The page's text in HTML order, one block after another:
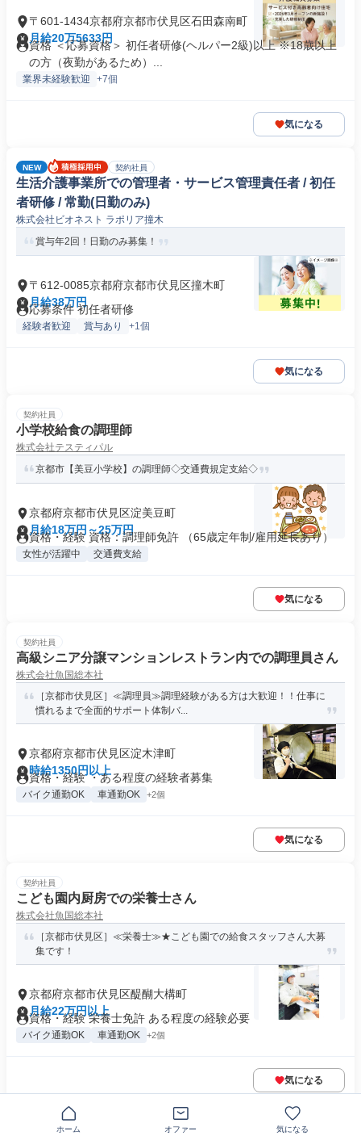
〒601-1434京都府京都市伏見区石田森南町
月給20万5633円
資格 ＜応募資格＞ 初任者研修(ヘルパー2級)以上 ※18歳以上
の方（夜勤があるため）...
業界未経験歓迎 +7個
気になる
NEW 契約社員
生活介護事業所での管理者・サービス管理責任者 / 初任
者研修 / 常勤(日勤のみ)
株式会社ビオネスト ラポリア撞木
賞与年2回！日勤のみ募集！
〒612-0085京都府京都市伏見区撞木町
月給38万円
応募条件 初任者研修
経験者歓迎 賞与あり +1個
気になる
契約社員
小学校給食の調理師
株式会社テスティパル
京都市【美豆小学校】の調理師◇交通費規定支給◇
京都府京都市伏見区淀美豆町
月給18万円～25万円
資格・経験 資格：調理師免許 （65歳定年制/雇用延長あり）
女性が活躍中 交通費支給
気になる
契約社員
高級シニア分譲マンションレストラン内での調理員さん
株式会社魚国総本社
［京都市伏見区］≪調理員≫調理経験がある方は大歓迎！！仕事に
慣れるまで全面的サポート体制バ...
京都府京都市伏見区淀木津町
時給1350円以上
資格・経験 ・ある程度の経験者募集
バイク通勤OK 車通勤OK +2個
気になる
契約社員
こども園内厨房での栄養士さん
株式会社魚国総本社
［京都市伏見区］≪栄養士≫★こども園での給食スタッフさん大募
集です！
京都府京都市伏見区醍醐大構町
月給22万円以上
資格・経験 栄養士免許 ある程度の経験必要
バイク通勤OK 車通勤OK +2個
気になる
この企業の類似求人を見る
ホーム オファー 気になる